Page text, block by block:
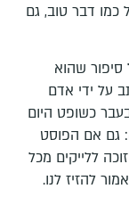
כמו דבר טוב, גם
סיפור שהוא
על ידי אדם
כשופט היום
גם אם הפוסט
ללייקים מכל
להזיז לנו.